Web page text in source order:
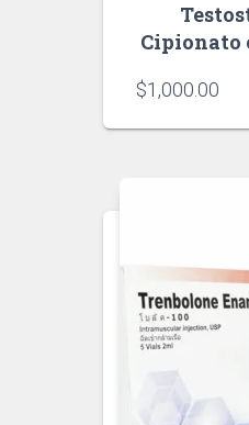
Cipionato
$1,000.00